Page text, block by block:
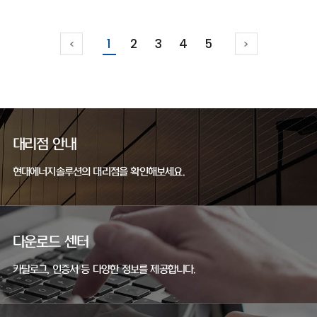
1 2 3 4 5
대리점 안내
현대에너지솔루션의 대리점을 확인해보세요.
다운로드 센터
카탈로그, 인증서 등 다양한 정보를 제공합니다.